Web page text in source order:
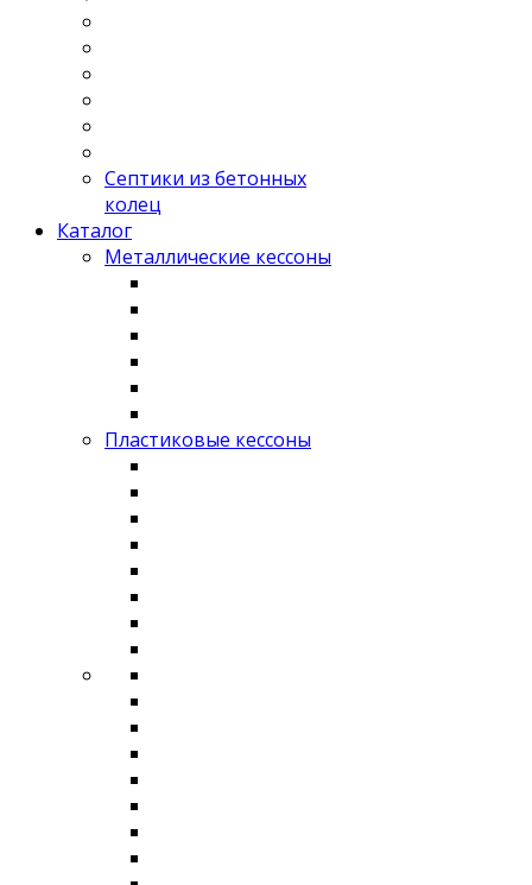
Септики из бетонных
колец
Каталог
Металлические кессоны
Пластиковые кессоны